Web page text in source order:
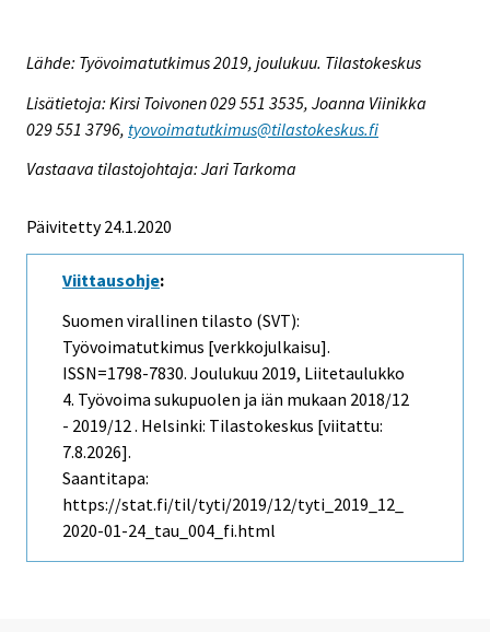
Lähde: Työvoimatutkimus 2019, joulukuu. Tilastokeskus
Lisätietoja: Kirsi Toivonen 029 551 3535, Joanna Viinikka
029 551 3796, tyovoimatutkimus@tilastokeskus.fi
Vastaava tilastojohtaja: Jari Tarkoma
Päivitetty 24.1.2020
Viittausohje:
Suomen virallinen tilasto (SVT):
Työvoimatutkimus [verkkojulkaisu].
ISSN=1798-7830. Joulukuu 2019, Liitetaulukko
4. Työvoima sukupuolen ja iän mukaan 2018/12
- 2019/12 . Helsinki: Tilastokeskus [viitattu:
7.8.2026].
Saantitapa:
https://stat.fi/til/tyti/2019/12/tyti_2019_12_
2020-01-24_tau_004_fi.html